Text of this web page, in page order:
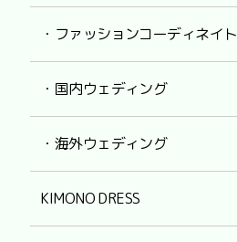
・ファッションコーディネイト
・国内ウェディング
・海外ウェディング
KIMONO DRESS